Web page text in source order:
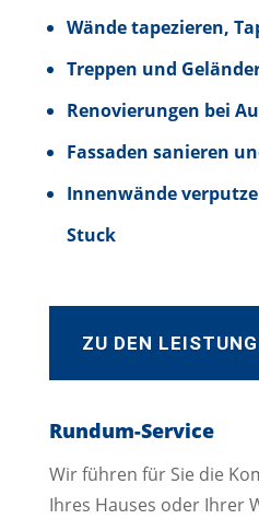
Wände tapezieren,
Treppen und
Renovierungen bei
Fassaden sanieren
Innenwände
Stuck
ZU DEN
Rundum-Service
Wir führen für Sie die
Ihres Hauses oder Ihrer